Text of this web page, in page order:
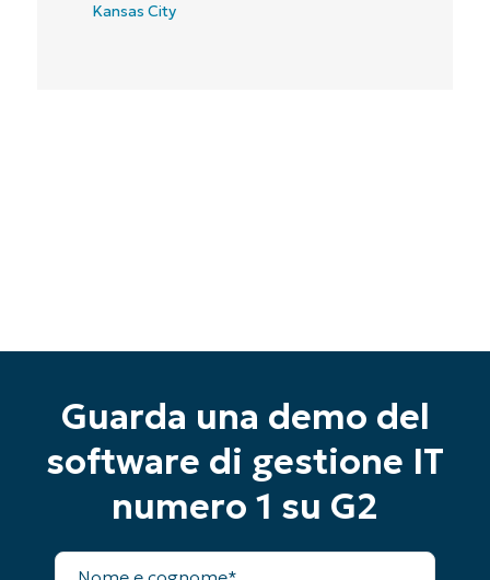
Kansas City
Guarda una demo del
software di gestione IT
numero 1 su G2
Nome
Inizia la tua prova di 14 giorni
Nessuna carta di credito richiesta, accesso
completo a tutte le funzionalità